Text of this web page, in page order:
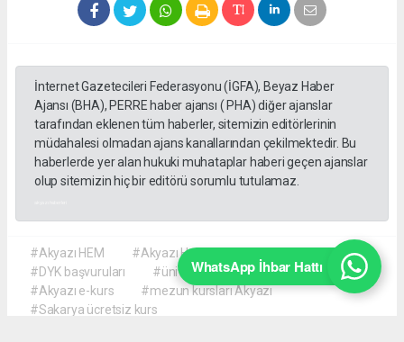
İnternet Gazetecileri Federasyonu (İGFA), Beyaz Haber
Ajansı (BHA), PERRE haber ajansı ( PHA) diğer ajanslar
tarafından eklenen tüm haberler, sitemizin editörlerinin
müdahalesi olmadan ajans kanallarından çekilmektedir. Bu
haberlerde yer alan hukuki muhataplar haberi geçen ajanslar
olup sitemizin hiç bir editörü sorumlu tutulamaz.
#Akyazı HEM
#Akyazı Halk Eğitimi Merkezi
#DYK başvuruları
#üniversite hazırlık kursu
#Akyazı e-kurs
#mezun kursları Akyazı
#Sakarya ücretsiz kurs
WhatsApp İhbar Hattı